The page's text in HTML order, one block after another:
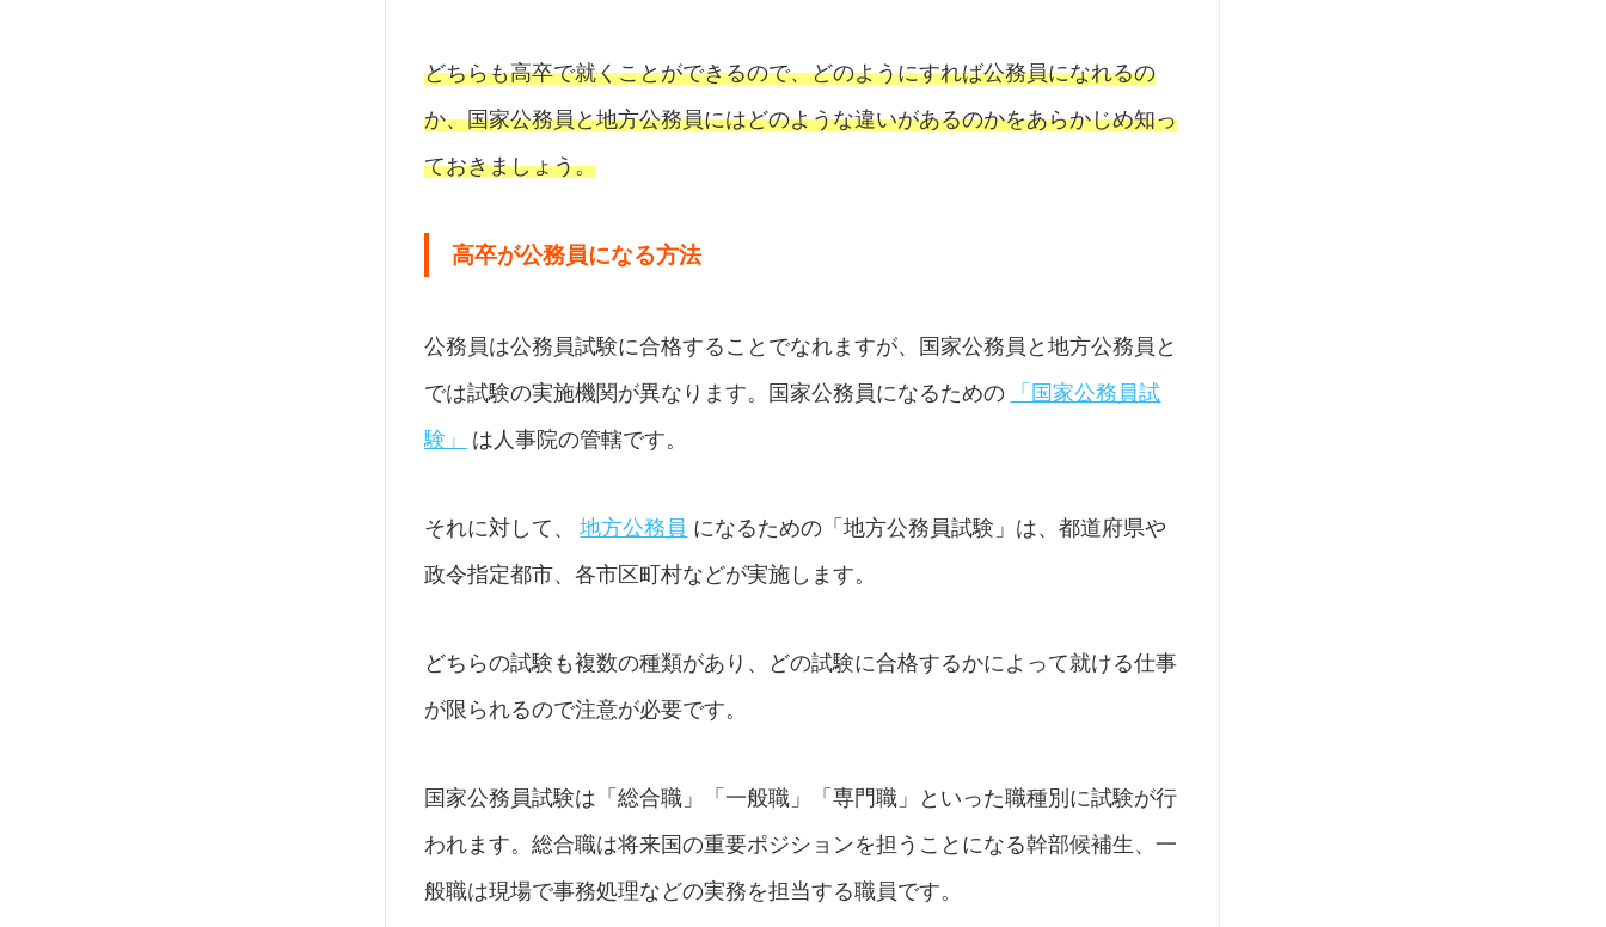
どちらも高卒で就くことができるので、どのようにすれば公務員になれるの
か、国家公務員と地方公務員にはどのような違いがあるのかをあらかじめ知っ
ておきましょう。
高卒が公務員になる方法
公務員は公務員試験に合格することでなれますが、国家公務員と地方公務員と
では試験の実施機関が異なります。国家公務員になるための
「国家公務員試
験」
は人事院の管轄です。
それに対して、 地方公務員 になるための「地方公務員試験」は、都道府県や
政令指定都市、各市区町村などが実施します。
どちらの試験も複数の種類があり、どの試験に合格するかによって就ける仕事
が限られるので注意が必要です。
国家公務員試験は「総合職」「一般職」「専門職」といった職種別に試験が行
われます。総合職は将来国の重要ポジションを担うことになる幹部候補生、一
般職は現場で事務処理などの実務を担当する職員です。